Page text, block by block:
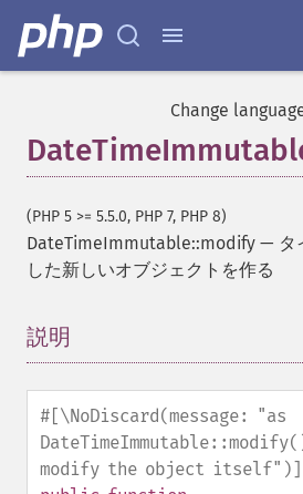
Change
(PHP 5 >= 5.5.0, PHP 7, PHP 8)
DateTimeImmutable::modify — タ
した新しいオブジェクトを作る
説明
#[\NoDiscard(message: "as
modify the object itself")]